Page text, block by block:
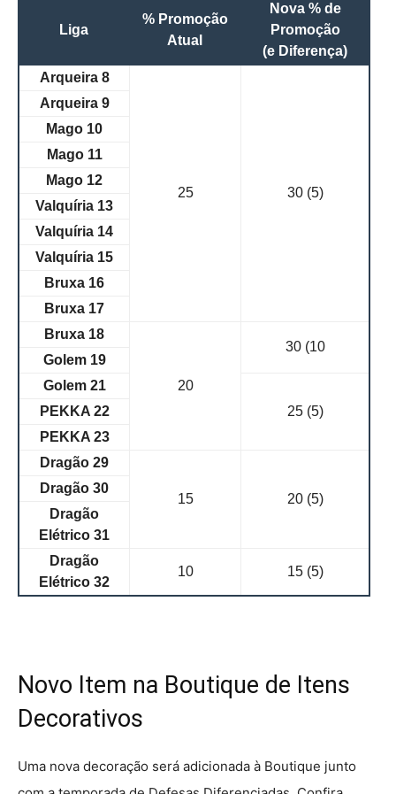
Liga
% Promoção
Atual
Nova % de
Promoção
(e Diferença)
Arqueira 8
25 30 (5)
Arqueira 9
Mago 10
Mago 11
Mago 12
Valquíria 13
Valquíria 14
Valquíria 15
Bruxa 16
Bruxa 17
Bruxa 18
20
30 (10
Golem 19
Golem 21
25 (5)
PEKKA 22
PEKKA 23
Dragão 29
15 20 (5)
Dragão 30
Dragão
Elétrico 31
Dragão
Elétrico 32
10 15 (5)
Novo Item na Boutique de Itens
Decorativos
Uma nova decoração será adicionada à Boutique junto